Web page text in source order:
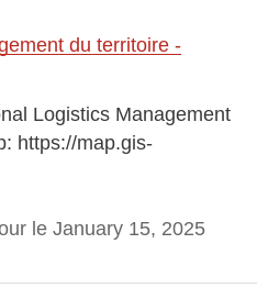
du territoire -
Logistics Management
https://map.gis-
le January 15, 2025